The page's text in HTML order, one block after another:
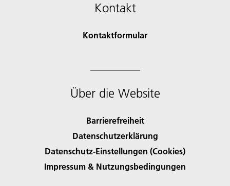
Kontakt
Kontaktformular
Über die Website
Barrierefreiheit
Datenschutzerklärung
Datenschutz-Einstellungen (Cookies)
Impressum & Nutzungsbedingungen